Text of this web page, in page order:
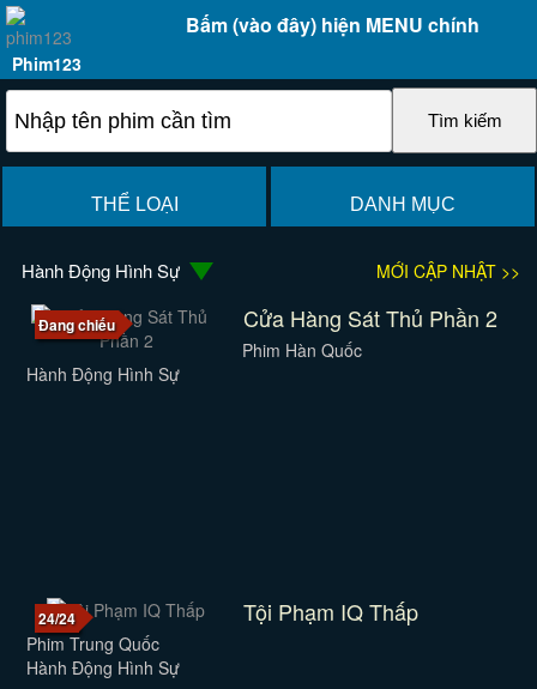
Bấm (vào đây) hiện MENU chính
Phim123
THỂ LOẠI DANH MỤC
Hành Động Hình Sự MỚI CẬP NHẬT >>
Đang chiếu Cửa Hàng Sát Thủ Phần 2
Phim Hàn Quốc
Hành Động Hình Sự
24/24 Tội Phạm IQ Thấp
Phim Trung Quốc
Hành Động Hình Sự